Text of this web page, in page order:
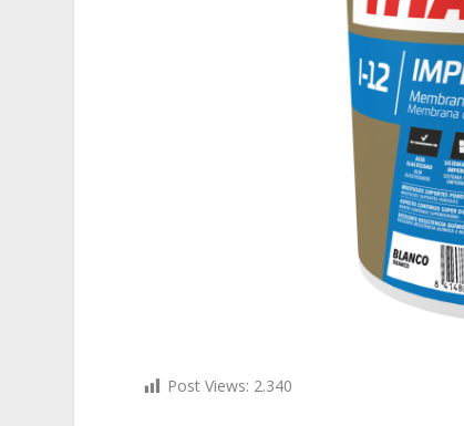
Post Views: 2.340